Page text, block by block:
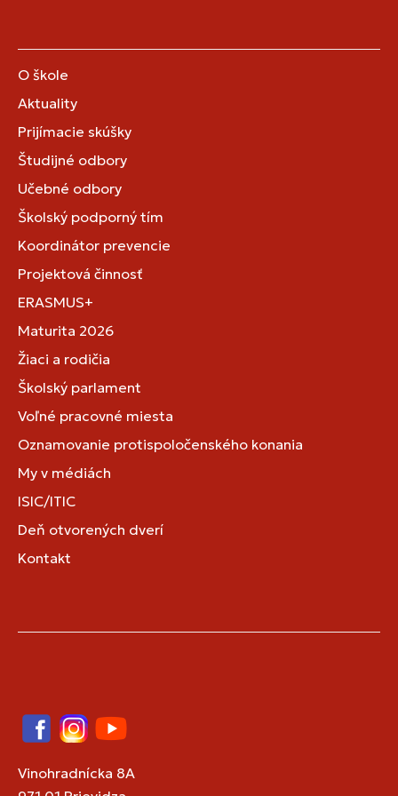
O škole
Aktuality
Prijímacie skúšky
Študijné odbory
Učebné odbory
Školský podporný tím
Koordinátor prevencie
Projektová činnosť
ERASMUS+
Maturita 2026
Žiaci a rodičia
Školský parlament
Voľné pracovné miesta
Oznamovanie protispoločenského konania
My v médiách
ISIC/ITIC
Deň otvorených dverí
Kontakt
FacebookInstagram
YouTube
Vinohradnícka 8A